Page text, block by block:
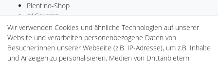
Plentino-Shop
gAGaLamp
Drohnenstore24
MeinUSB
Batteriespeicher
PlentiSolar
Wir verwenden Cookies und ähnliche Technologien auf unserer
Website und verarbeiten personenbezogene Daten von
Besucher:innen unserer Webseite (z.B. IP-Adresse), um z.B. Inhalte
und Anzeigen zu personalisieren, Medien von Drittanbietern